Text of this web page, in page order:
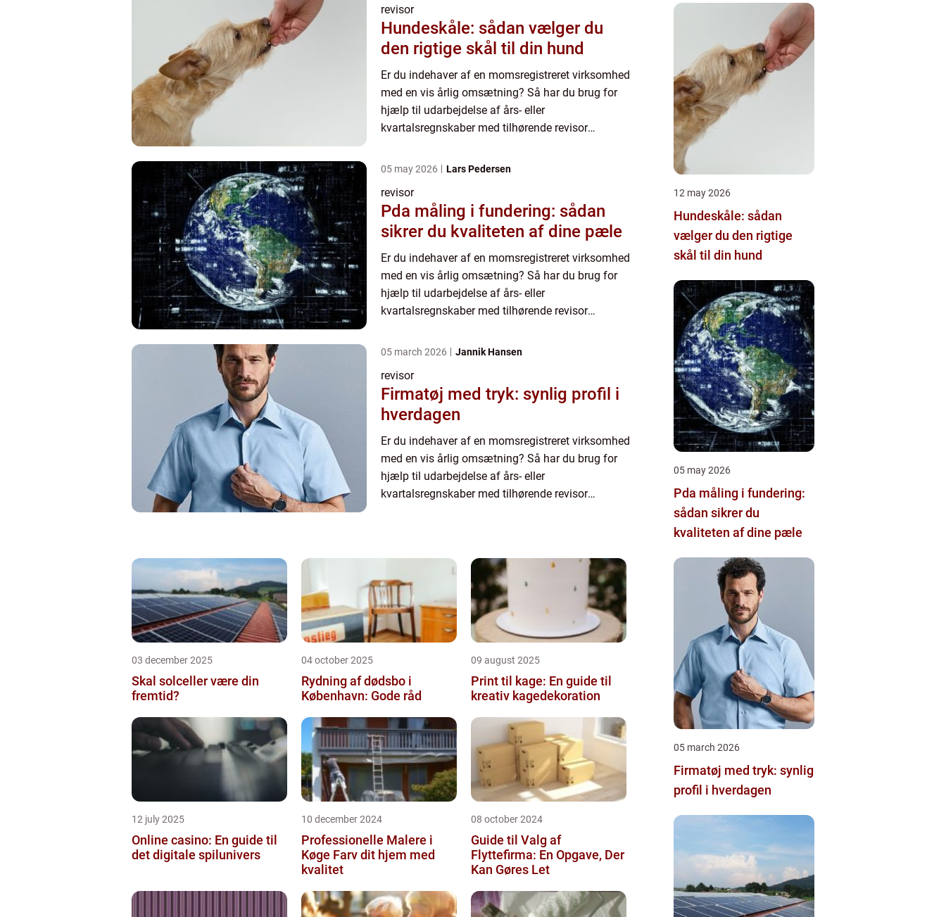
revisor
Hundeskåle: sådan vælger du
den rigtige skål til din hund
Er du indehaver af en momsregistreret virksomhed
med en vis årlig omsætning? Så har du brug for
hjælp til udarbejdelse af års- eller
kvartalsregnskaber med tilhørende revisor
autoriseret revisor. Hvordan ...
05 may 2026 Lars Pedersen
revisor
Pda måling i fundering: sådan
sikrer du kvaliteten af dine pæle
Er du indehaver af en momsregistreret virksomhed
med en vis årlig omsætning? Så har du brug for
hjælp til udarbejdelse af års- eller
kvartalsregnskaber med tilhørende revisor
autoriseret revisor. Hvordan ...
05 march 2026 Jannik Hansen
revisor
Firmatøj med tryk: synlig profil i
hverdagen
Er du indehaver af en momsregistreret virksomhed
med en vis årlig omsætning? Så har du brug for
hjælp til udarbejdelse af års- eller
kvartalsregnskaber med tilhørende revisor
03 december 2025
Skal solceller være din
fremtid?
04 october 2025
Rydning af dødsbo i
København: Gode råd
09 august 2025
Print til kage: En guide til
kreativ kagedekoration
12 july 2025
Online casino: En guide til
det digitale spilunivers
10 december 2024
Professionelle Malere i
Køge Farv dit hjem med
kvalitet
08 october 2024
Guide til Valg af
Flyttefirma: En Opgave, Der
Kan Gøres Let
12 may 2026
Hundeskåle: sådan
vælger du den rigtige
skål til din hund
05 may 2026
Pda måling i fundering:
sådan sikrer du
kvaliteten af dine pæle
05 march 2026
Firmatøj med tryk: synlig
profil i hverdagen